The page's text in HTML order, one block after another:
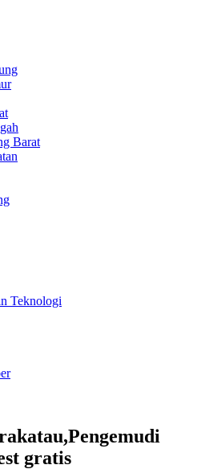
Barat
Teknologi
gratis